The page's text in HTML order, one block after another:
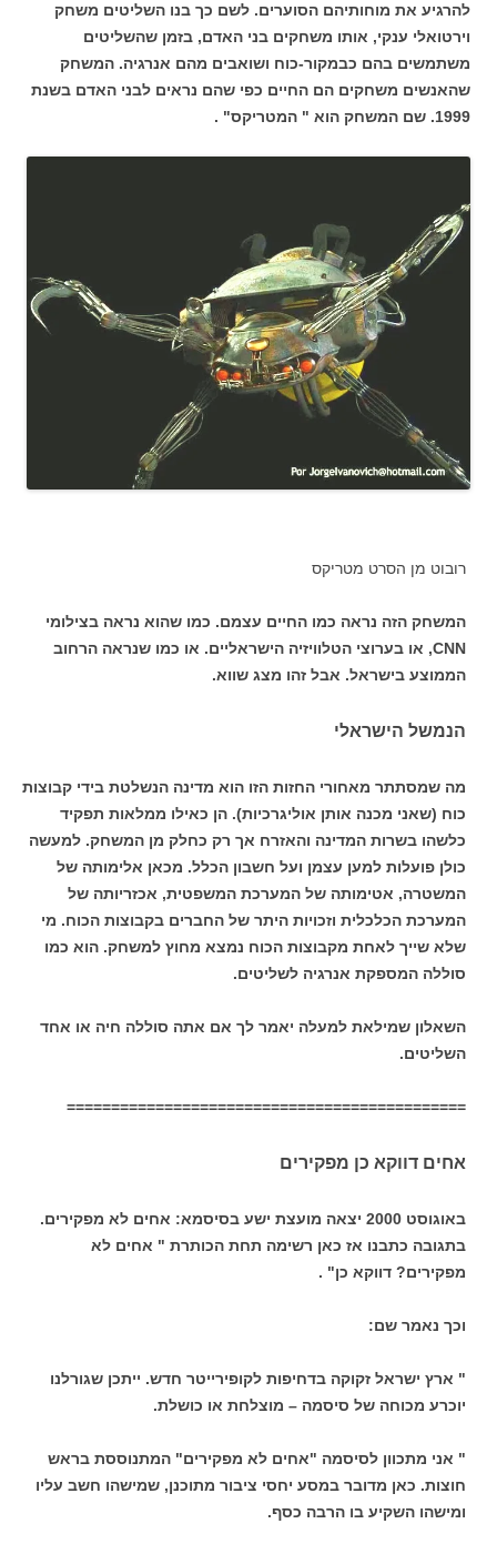
להרגיע את מוחותיהם הסוערים. לשם כך בנו השליטים משחק
וירטואלי ענקי, אותו משחקים בני האדם, בזמן שהשליטים
משתמשים בהם כבמקור-כוח ושואבים מהם אנרגיה. המשחק
שהאנשים משחקים הם החיים כפי שהם נראים לבני האדם בשנת
1999. שם המשחק הוא " המטריקס" .
רובוט מן הסרט מטריקס
המשחק הזה נראה כמו החיים עצמם. כמו שהוא נראה בצילומי
CNN, או בערוצי הטלוויזיה הישראליים. או כמו שנראה הרחוב
הממוצע בישראל. אבל זהו מצג שווא.
הנמשל הישראלי
מה שמסתתר מאחורי החזות הזו הוא מדינה הנשלטת בידי קבוצות
כוח (שאני מכנה אותן אוליגרכיות). הן כאילו ממלאות תפקיד
כלשהו בשרות המדינה והאזרח אך רק כחלק מן המשחק. למעשה
כולן פועלות למען עצמן ועל חשבון הכלל. מכאן אלימותה של
המשטרה, אטימותה של המערכת המשפטית, אכזריותה של
המערכת הכלכלית וזכויות היתר של החברים בקבוצות הכוח. מי
שלא שייך לאחת מקבוצות הכוח נמצא מחוץ למשחק. הוא כמו
סוללה המספקת אנרגיה לשליטים.
השאלון שמילאת למעלה יאמר לך אם אתה סוללה חיה או אחד
השליטים.
=============================================
אחים דווקא כן מפקירים
באוגוסט 2000 יצאה מועצת ישע בסיסמא: אחים לא מפקירים.
בתגובה כתבנו אז כאן רשימה תחת הכותרת " אחים לא
מפקירים? דווקא כן" .
וכך נאמר שם:
" ארץ ישראל זקוקה בדחיפות לקופירייטר חדש. ייתכן שגורלנו
יוכרע מכוחה של סיסמה – מוצלחת או כושלת.
" אני מתכוון לסיסמה "אחים לא מפקירים" המתנוססת בראש
חוצות. כאן מדובר במסע יחסי ציבור מתוכנן, שמישהו חשב עליו
ומישהו השקיע בו הרבה כסף.